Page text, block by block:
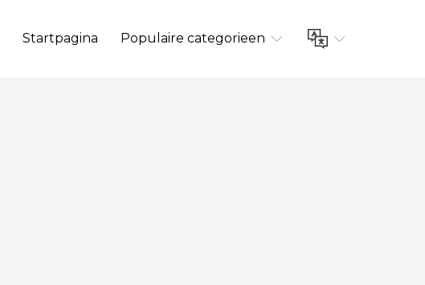
Startpagina Populaire categorieen